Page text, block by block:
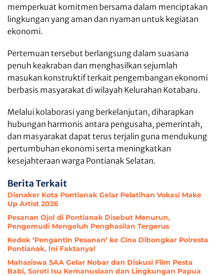
memperkuat komitmen bersama dalam menciptakan
lingkungan yang aman dan nyaman untuk kegiatan
ekonomi.
Pertemuan tersebut berlangsung dalam suasana
penuh keakraban dan menghasilkan sejumlah
masukan konstruktif terkait pengembangan ekonomi
berbasis masyarakat di wilayah Kelurahan Kotabaru.
Melalui kolaborasi yang berkelanjutan, diharapkan
hubungan harmonis antara pengusaha, pemerintah,
dan masyarakat dapat terus terjalin guna mendukung
pertumbuhan ekonomi serta meningkatkan
kesejahteraan warga Pontianak Selatan.
Berita Terkait
Disnaker Kota Pontianak Gelar Pelatihan Vokasi Make
Up Artist 2026
Pesanan Ojol di Pontianak Disebut Menurun,
Pengemudi Mengeluh Penghasilan Tergerus
Kedok ‘Pengantin Pesanan’ ke Cina Dibongkar Polresta
Pontianak, Ini Faktanya!
Mahasiswa SAA Gelar Nobar dan Diskusi Film Pesta
Babi, Soroti Isu Kemanusiaan dan Lingkungan Papua